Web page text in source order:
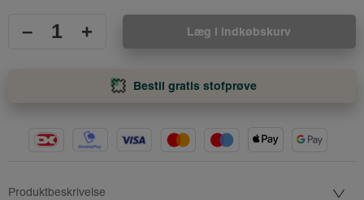
– + Læg i indkøbskurv
Bestil gratis stofprøve
Produktbeskrivelse